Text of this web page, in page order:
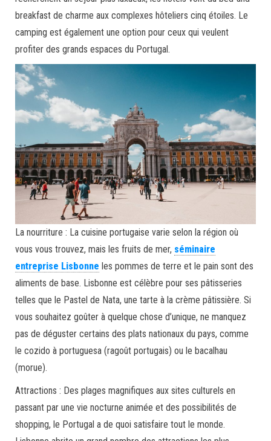
breakfast de charme aux complexes hôteliers cinq étoiles. Le
camping est également une option pour ceux qui veulent
profiter des grands espaces du Portugal.
La nourriture : La cuisine portugaise varie selon la région où
vous vous trouvez, mais les fruits de mer, séminaire
entreprise Lisbonne les pommes de terre et le pain sont des
aliments de base. Lisbonne est célèbre pour ses pâtisseries
telles que le Pastel de Nata, une tarte à la crème pâtissière. Si
vous souhaitez goûter à quelque chose d’unique, ne manquez
pas de déguster certains des plats nationaux du pays, comme
le cozido à portuguesa (ragoût portugais) ou le bacalhau
(morue).
Attractions : Des plages magnifiques aux sites culturels en
passant par une vie nocturne animée et des possibilités de
shopping, le Portugal a de quoi satisfaire tout le monde.